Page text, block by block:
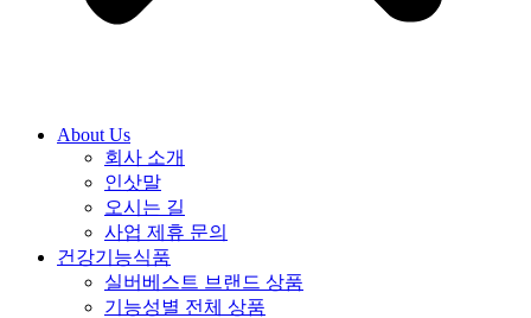
About Us
회사 소개
인삿말
오시는 길
사업 제휴 문의
건강기능식품
실버베스트 브랜드 상품
기능성별 전체 상품